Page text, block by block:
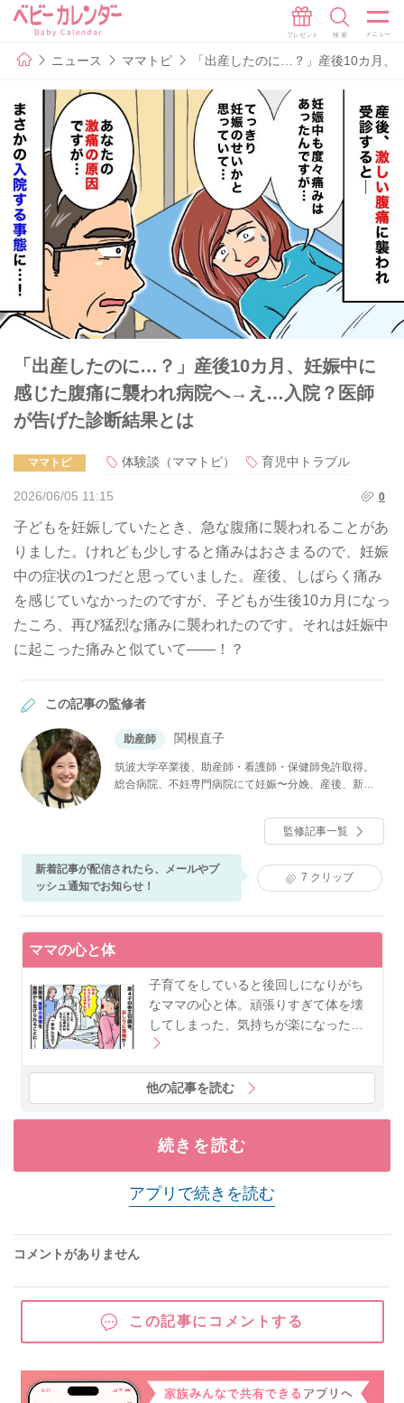
ニュース ママトピ 「出産したのに…？」産後10カ月
「出産したのに…？」産後10カ月、妊娠中に
感じた腹痛に襲われ病院へ→え…入院？医師
が告げた診断結果とは
ママトピ 体験談（ママトピ） 育児中トラブル
2026/06/05 11:15 0
子どもを妊娠していたとき、急な腹痛に襲われることがあ
りました。けれども少しすると痛みはおさまるので、妊娠
中の症状の1つだと思っていました。産後、しばらく痛み
を感じていなかったのですが、子どもが生後10カ月になっ
たころ、再び猛烈な痛みに襲われたのです。それは妊娠中
に起こった痛みと似ていて――！？
この記事の監修者
助産師 関根直子
筑波大学卒業後、助産師・看護師・保健師免許取得。
総合病院、不妊専門病院にて妊娠〜分娩、産後、新生
ディセラピスト（ベビーマッサージ）資格あり。現在
は産科医院、母子専門訪問看護ステーションにて、入
院中だけでなく産後ケアや育児支援に従事。ベビーカ
レンダーでは、妊娠中や子育て期に寄り添い、分かり
やすくためになる記事作りを心がけている。自身も姉
妹の母として子育てに奮闘中。
監修記事一覧
新着記事が配信されたら、メールやプ
ッシュ通知でお知らせ！
7 クリップ
ママの心と体
子育てをしていると後回しになりがち
なママの心と体。頑張りすぎて体を壊
してしまった、気持ちが楽になった…
他の記事を読む
続きを読む
アプリで続きを読む
コメントがありません
この記事にコメントする